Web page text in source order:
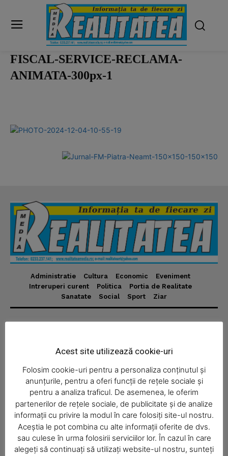
News Week
Magazine PRO
SUBSCRIBE NOW
FISCAL-SERVICE-RECLAMA-
ANIMATA-300px-1
Administratie Cultura Economic
Eveniment
Intreruperi curent
Politica
Portia de Realitate
Sanatate
Social Sport Ziar
Realitatea Media – ziar local pentru județul Neamț,
verificate și reportaje locale.
Economic
Acasă
Acest site utilizează cookie-uri
Folosim cookie-uri pentru a personaliza conținutul și
anunțurile, pentru a oferi funcții de rețele sociale și
pentru a analiza traficul. De asemenea, le oferim
partenerilor de rețele sociale, de publicitate și de analize
informații cu privire la modul în care folosiți site-ul nostru.
Aceștia le pot combina cu alte informații oferite de dvs.
sau culese în urma folosirii serviciilor lor. În cazul în care
alegeți să continuați să utilizați website-ul nostru, sunteți